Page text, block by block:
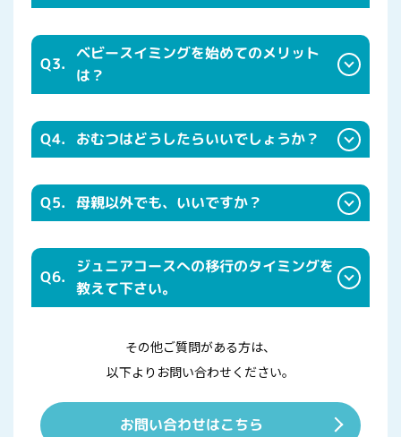
Q3.
ベビースイミングを始めてのメリット
は？
Q4. おむつはどうしたらいいでしょうか？
Q5. 母親以外でも、いいですか？
Q6.
ジュニアコースへの移行のタイミングを
教えて下さい。
その他ご質問がある方は、
以下よりお問い合わせください。
お問い合わせはこちら